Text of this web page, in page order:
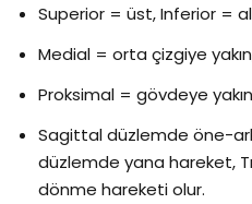
Superior = üst, Inferior =
Medial = orta çizgiye
Proksimal = gövdeye
Sagittal düzlemde öne-
düzlemde yana hareket,
dönme hareketi olur.